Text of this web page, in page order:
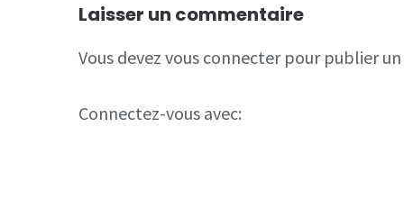
Laisser un commentaire
Vous devez vous connecterpour publier
Connectez-vous avec: